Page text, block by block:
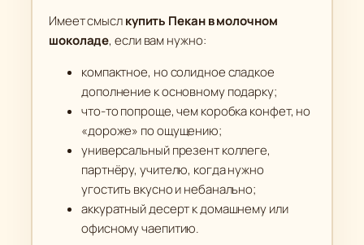
Имеет смыслкупить Пекан в молочном
шоколаде, если вам нужно:
компактное, но солидное сладкое
дополнение к основному подарку;
что-то попроще, чем коробка конфет, но
«дороже» по ощущению;
универсальный презент коллеге,
партнёру, учителю, когда нужно
угостить вкусно и небанально;
аккуратный десерт к домашнему или
офисному чаепитию.